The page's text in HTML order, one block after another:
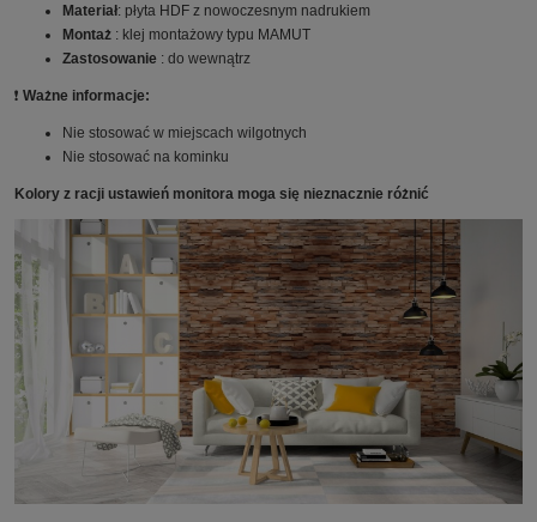
Materiał: płyta HDF z nowoczesnym nadrukiem
Montaż : klej montażowy typu MAMUT
Zastosowanie : do wewnątrz
❗️ Ważne informacje:
Nie stosować w miejscach wilgotnych
Nie stosować na kominku
Kolory z racji ustawień monitora moga się nieznacznie różnić